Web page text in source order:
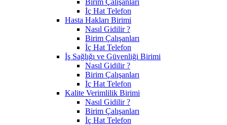
İç Hat Telefon
Hasta Hakları Birimi
Nasıl Gidilir ?
Birim Çalışanları
İç Hat Telefon
İş Sağlığı ve Güvenliği Birimi
Nasıl Gidilir ?
Birim Çalışanları
İç Hat Telefon
Kalite Verimlilik Birimi
Nasıl Gidilir ?
Birim Çalışanları
İç Hat Telefon